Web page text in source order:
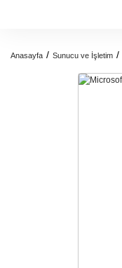
Anasayfa Sunucu ve İşletim